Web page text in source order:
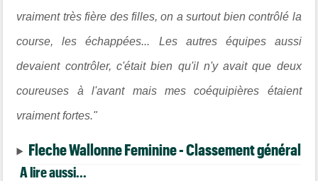
vraiment très fière des filles, on a surtout bien contrôlé la
course, les échappées... Les autres équipes aussi
devaient contrôler, c'était bien qu'il n'y avait que deux
coureuses à l'avant mais mes coéquipières étaient
vraiment fortes."
Fleche Wallonne Feminine - Classement général
A lire aussi...